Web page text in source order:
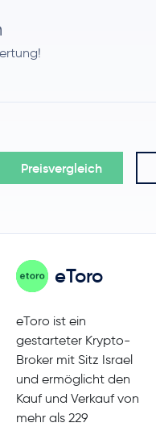
Preisvergleich
eToro
eToro ist ein
gestarteter Krypto-
Broker mit Sitz Israel
und ermöglicht den
Kauf und Verkauf von
mehr als 229